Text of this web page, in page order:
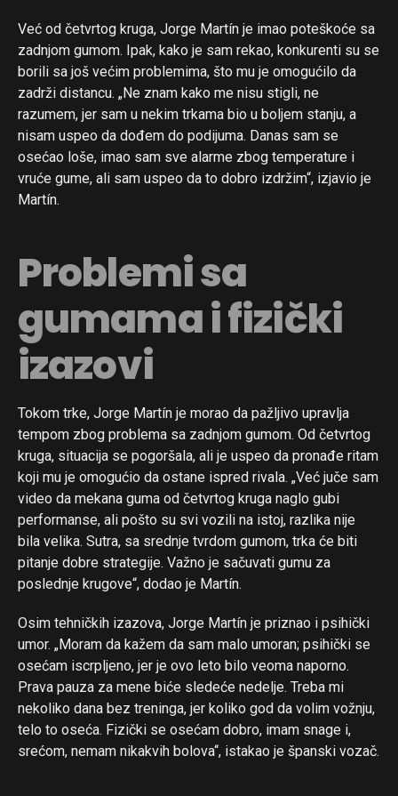
Već od četvrtog kruga, Jorge Martín je imao poteškoće sa
zadnjom gumom. Ipak, kako je sam rekao, konkurenti su se
borili sa još većim problemima, što mu je omogućilo da
zadrži distancu. „Ne znam kako me nisu stigli, ne
razumem, jer sam u nekim trkama bio u boljem stanju, a
nisam uspeo da dođem do podijuma. Danas sam se
osećao loše, imao sam sve alarme zbog temperature i
vruće gume, ali sam uspeo da to dobro izdržim“, izjavio je
Martín.
Problemi sa
gumama i fizički
izazovi
Tokom trke, Jorge Martín je morao da pažljivo upravlja
tempom zbog problema sa zadnjom gumom. Od četvrtog
kruga, situacija se pogoršala, ali je uspeo da pronađe ritam
koji mu je omogućio da ostane ispred rivala. „Već juče sam
video da mekana guma od četvrtog kruga naglo gubi
performanse, ali pošto su svi vozili na istoj, razlika nije
bila velika. Sutra, sa srednje tvrdom gumom, trka će biti
pitanje dobre strategije. Važno je sačuvati gumu za
poslednje krugove“, dodao je Martín.
Osim tehničkih izazova, Jorge Martín je priznao i psihički
umor. „Moram da kažem da sam malo umoran; psihički se
osećam iscrpljeno, jer je ovo leto bilo veoma naporno.
Prava pauza za mene biće sledeće nedelje. Treba mi
nekoliko dana bez treninga, jer koliko god da volim vožnju,
telo to oseća. Fizički se osećam dobro, imam snage i,
srećom, nemam nikakvih bolova“, istakao je španski vozač.